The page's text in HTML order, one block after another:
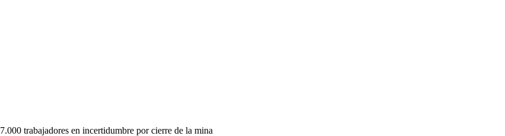
7.000 trabajadores en incertidumbre por cierre de la mina